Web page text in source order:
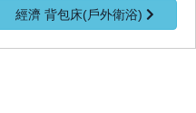
經濟 背包床(戶外衛浴)